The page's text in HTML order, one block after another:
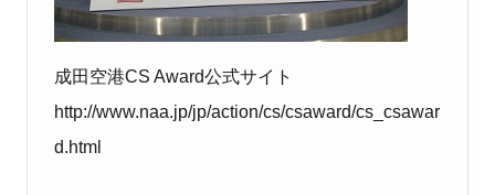
成田空港CS Award公式サイト
http://www.naa.jp/jp/action/cs/csaward/cs_csawar
d.html